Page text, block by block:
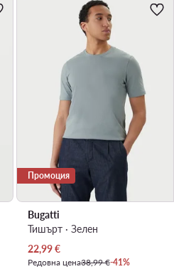
Промоция
Bugatti
Тишърт · Зелен
Актуална цена
22,99€
Редовна цена38,99 €-41%